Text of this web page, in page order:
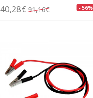
40,28€ 91,16€ - 56%